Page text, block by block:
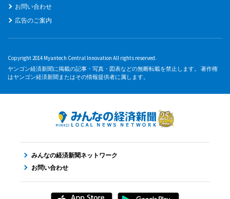
お問い合わせ
広告のご案内
Copyright 2014 Myantech Central Innovation All rights reserved.
ヤンゴン経済新聞に掲載の記事・写真・図表などの無断転載を禁止します。 著作権
はヤンゴン経済新聞またはその情報提供者に属します。
みんなの経済新聞ネットワーク
お問い合わせ